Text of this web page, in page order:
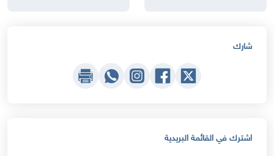
شارك
اشترك في القائمة البريدية